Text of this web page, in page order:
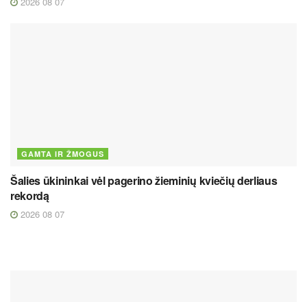
GAMTA IR ŽMOGUS
Šalies ūkininkai vėl pagerino žieminių kviečių derliaus
rekordą
2026 08 07